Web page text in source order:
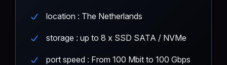
location : The Netherlands
storage : up to 8 x SSD SATA / NVMe
port speed : From 100 Mbit to 100 Gbps